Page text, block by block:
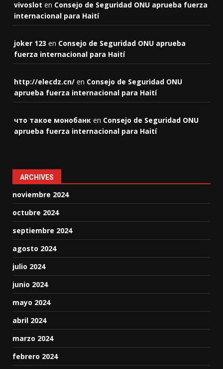
vivoslot en Consejo de Seguridad ONU aprueba fuerza
internacional para Haití
joker 123 en Consejo de Seguridad ONU aprueba
fuerza internacional para Haití
http://elecdz.cn/ en Consejo de Seguridad ONU
aprueba fuerza internacional para Haití
что такое монобанк en Consejo de Seguridad ONU
aprueba fuerza internacional para Haití
ARCHIVES
noviembre 2024
octubre 2024
septiembre 2024
agosto 2024
julio 2024
junio 2024
mayo 2024
abril 2024
marzo 2024
febrero 2024